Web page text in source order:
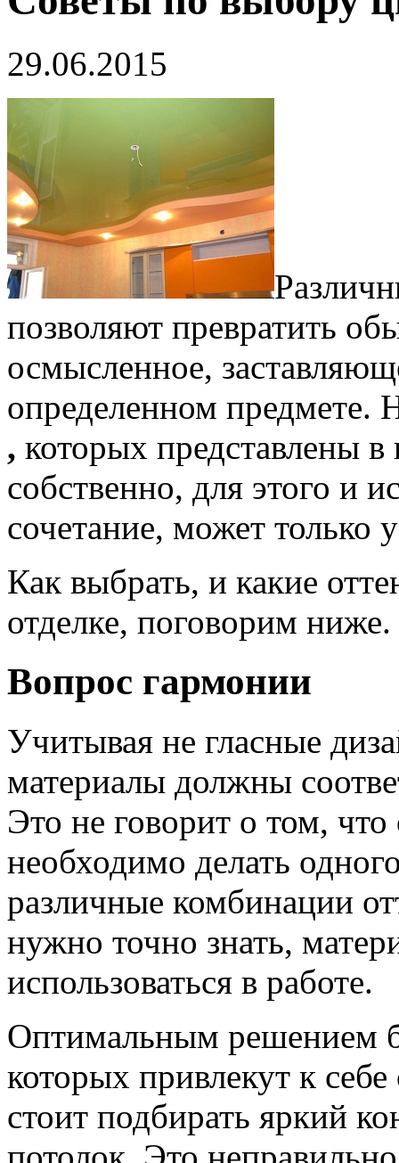
29.06.2015
позволяют превратить
осмысленное,
определенном предмете.
, которых представлены
собственно, для этого и
сочетание, может только
Как выбрать, и какие
отделке, поговорим ниже.
Вопрос гармонии
Учитывая не гласные
материалы должны
Это не говорит о том,
необходимо делать
различные комбинации
нужно точно знать,
использоваться в работе.
Оптимальным решением
которых привлекут к
стоит подбирать яркий